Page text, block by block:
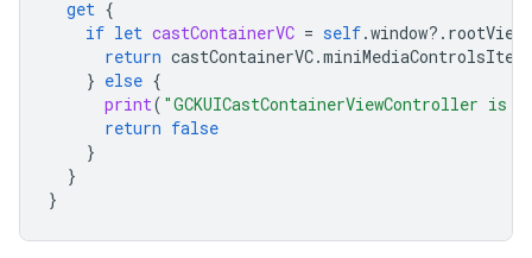
get {
if let castContainerVC = self.window?.
return castContainerVC.
} else {
print( "GCKUICastContainerViewController
return false
}
}
}